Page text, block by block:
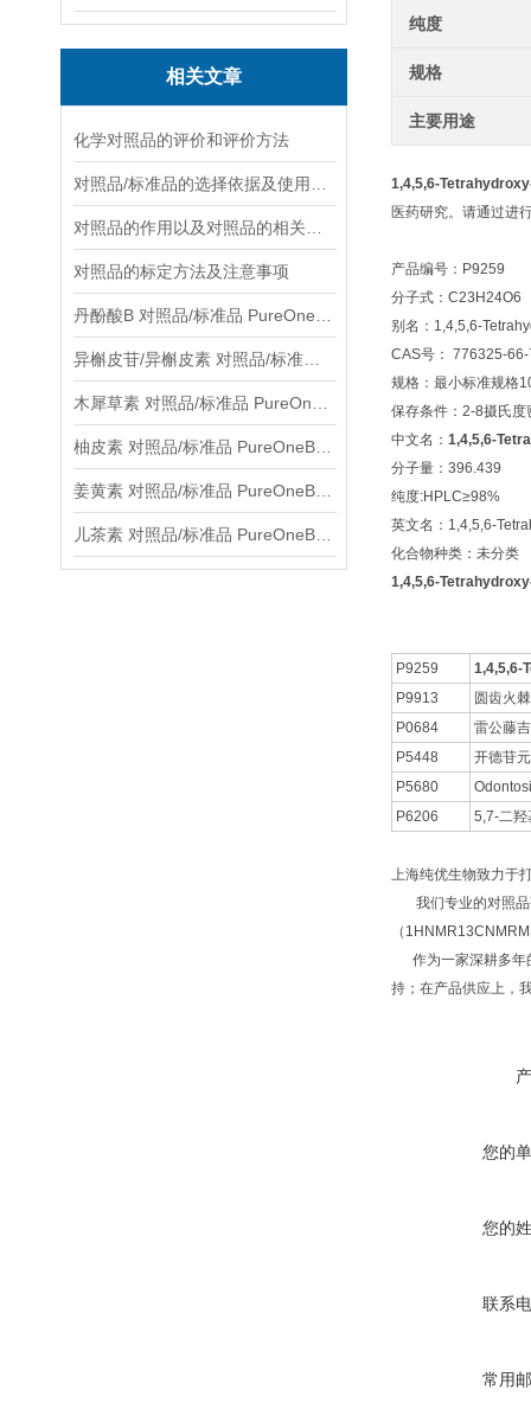
相关文章
化学对照品的评价和评价方法
对照品的标定方法及注意事项
纯度
规格
主要用途
1,4,5,6-
医药研究。请通过进
产品编号：P9259
分子式：C23H24O6
别名：1,4,5,6-
CAS号： 776325-
规格：最小标准规格
保存条件：2-8摄氏度
中文名： 1,4,5,6-
分子量：396.439
纯度:HPLC≥98%
英文名：1,4,5,6-
化合物种类：未分类
1,4,5,6-
P9259
1,4,5,6-
P9913
圆齿火
P0684
雷公藤
P5448
开德苷元
P5680
P6206
5,7-二
上海纯优生物致力于
我们专业的对照品
（
作为一家深耕多年
持；在产品供应上，
您的
您的
联系
常用